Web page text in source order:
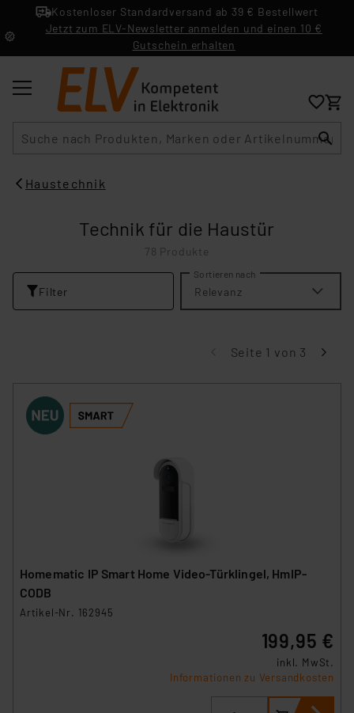
Kostenloser Standardversand ab 39 € Bestellwert
Jetzt zum ELV-Newsletter anmelden und einen 10 €
Gutschein erhalten
Haustechnik
Technik für die Haustür
78 Produkte
Filter
Sortieren nach
Relevanz
Seite 1 von 3
Homematic IP Smart Home Video-Türklingel, HmIP-
CODB
Artikel-Nr. 162945
199,95 €
inkl. MwSt.
Informationen zu Versandkosten